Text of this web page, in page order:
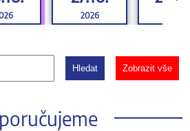
2026
Hledat Zobrazit vše